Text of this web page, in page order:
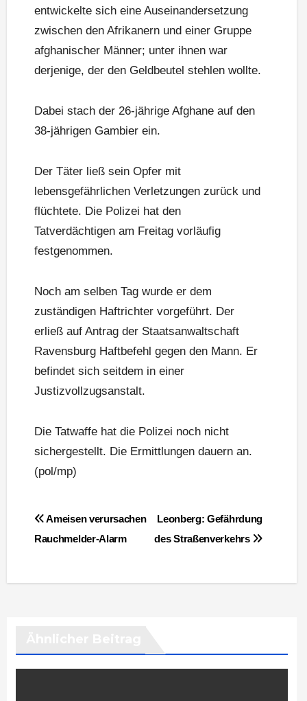
entwickelte sich eine Auseinandersetzung
zwischen den Afrikanern und einer Gruppe
afghanischer Männer; unter ihnen war
derjenige, der den Geldbeutel stehlen wollte.
Dabei stach der 26-jährige Afghane auf den
38-jährigen Gambier ein.
Der Täter ließ sein Opfer mit
lebensgefährlichen Verletzungen zurück und
flüchtete. Die Polizei hat den
Tatverdächtigen am Freitag vorläufig
festgenommen.
Noch am selben Tag wurde er dem
zuständigen Haftrichter vorgeführt. Der
erließ auf Antrag der Staatsanwaltschaft
Ravensburg Haftbefehl gegen den Mann. Er
befindet sich seitdem in einer
Justizvollzugsanstalt.
Die Tatwaffe hat die Polizei noch nicht
sichergestellt. Die Ermittlungen dauern an.
(pol/mp)
BeitragsnavigationLeonberg: Gefährdung
des Straßenverkehrs
Ameisen verursachen
Rauchmelder-Alarm